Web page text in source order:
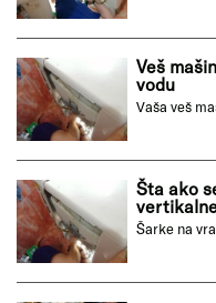
Veš
vodu
Vaša veš
Šta ako
Šarke na